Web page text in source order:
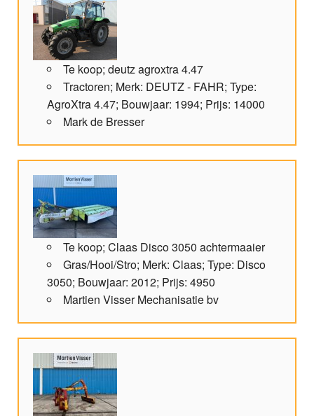
Te koop; deutz agroxtra 4.47
Tractoren; Merk: DEUTZ - FAHR; Type:
AgroXtra 4.47; Bouwjaar: 1994; Prijs: 14000
Mark de Bresser
Te koop; Claas Disco 3050 achtermaaier
Gras/Hooi/Stro; Merk: Claas; Type: Disco
3050; Bouwjaar: 2012; Prijs: 4950
Martien Visser Mechanisatie bv